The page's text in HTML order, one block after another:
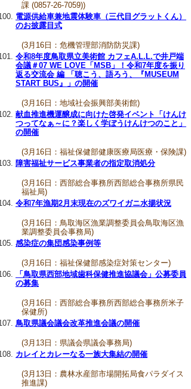
課 (0857-26-7059))
電源供給車兼地震体験車（三代目グラットくん）
のお披露目式
(3月16日：危機管理部消防防災課)
令和8年度鳥取県立美術館 カフェA.L.L.で井戸端
会議＃07 WE LOVE「MSB」！令和7年度を振り
返る交流会 編 「聴こう、語ろう、『MUSEUM
START BUS』」の開催
(3月16日：地域社会振興部美術館)
献血推進機運醸成に向けた啓発イベント「けんけ
つってなぁ～に？楽しく学ぼうけんけつのこと」
の開催
(3月16日：福祉保健部健康医療局医療・保険課)
障害福祉サービス事業者の指定取消処分
(3月16日：西部総合事務所西部総合事務所県民
福祉局)
令和7年漁期2月末現在のズワイガニ水揚状況
(3月16日：鳥取海区漁業調整委員会鳥取海区漁
業調整委員会事務局)
感染症の集団感染事例等
(3月16日：福祉保健部感染症対策センター)
「鳥取県西部地域歯科保健推進協議会」公募委員
の募集
(3月16日：西部総合事務所西部総合事務所米子
保健所)
鳥取県議会議会改革推進会議の開催
(3月13日：県議会県議会事務局)
カレイとカレーなる一族大集結の開催
(3月13日：農林水産部市場開拓局食パラダイス
推進課)